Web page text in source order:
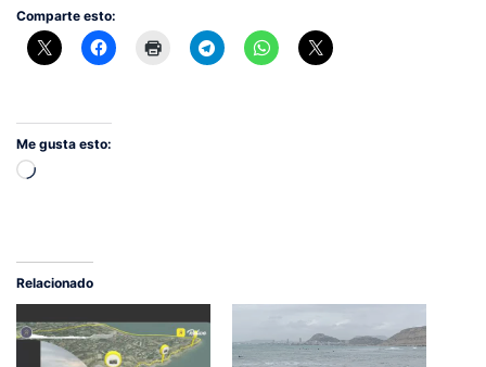
Comparte esto:
Me gusta esto:
Cargando...
Relacionado